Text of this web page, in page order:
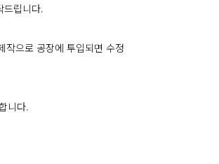
드립니다.
작으로 공장에 투입되면 수정
니다.